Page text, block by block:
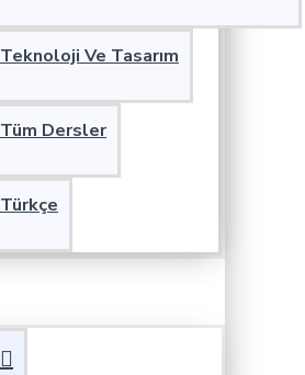
Teknoloji Ve Tasarım
Tüm Dersler
Türkçe